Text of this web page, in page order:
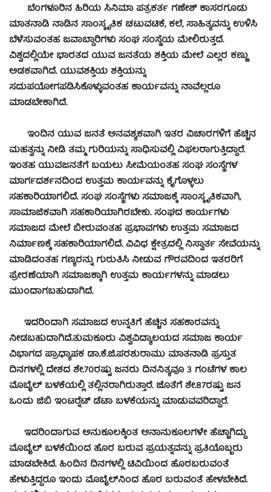
ಬೆಂಗಳೂರಿನ ಹಿರಿಯ ಸಿನಿಮಾ ಪತ್ರಕರ್ತ ಗಣೇಶ್ ಕಾಸರಗೂಡು
ಮಾತನಾಡಿ ನಾಡಿನ ಸಾಂಸ್ಕೃತಿಕ ಚಟುವಟಿಕೆ, ಕಲೆ, ಸಾಹಿತ್ಯವನ್ನು ಉಳಿಸಿ
ಬೆಳೆಸುವಂತಹ ಜವಾಬ್ದಾರಿಗಳು ಸಂಘ ಸಂಸ್ಥೆಯ ಮೇಲಿರುತ್ತದೆ.
ವಿಶ್ವದಲ್ಲಿಯೇ ಭಾರತದ ಯುವ ಜನತೆಯ ಶಕ್ತಿಯ ಮೇಲೆ ಎಲ್ಲರ ಕಣ್ಣು
ಅಡಕವಾಗಿದೆ. ಯುವಶಕ್ತಿಯ ಶಕ್ತಿಯನ್ನು
ಸದುಪಯೋಗಪಡಿಸಿಕೊಳ್ಳುವಂತಹ ಕಾರ್ಯವನ್ನು ನಾವೆಲ್ಲರೂ
ಮಾಡಬೇಕಾಗಿದೆ.
ಇಂದಿನ ಯುವ ಜನತೆ ಅನವಶ್ಯಕವಾಗಿ ಇತರ ವಿಚಾರಗಳಿಗೆ ಹೆಚ್ಚಿನ
ಮಹತ್ವನ್ನು ನೀಡಿ ತಮ್ಮ ಗುರಿಯನ್ನು ಸಾಧಿಸುವಲ್ಲಿ ವಿಫಲರಾಗುತ್ತಿದ್ದಾರೆ.
ಇಂತಹ ಯುವಜನತೆಗೆ ಬಯಲು ಸೀಮೆಯಂತಹ ಸಂಘ ಸಂಸ್ಥೆಗಳ
ಮಾರ್ಗದರ್ಶನದಿಂದ ಉತ್ತಮ ಕಾರ್ಯವನ್ನು ಕೈಗೊಳ್ಳಲು
ಸಹಕಾರಿಯಾಗಲಿದೆ. ಸಂಘ ಸಂಸ್ಥೆಗಳು ಸಮಾಜಕ್ಕೆ ಸಾಂಸ್ಕೃತಿಕವಾಗಿ,
ಸಾಮಾಜಿಕವಾಗಿ ಸಹಕಾರಿಯಾಗಿರಬೇಕು. ಸಂಘದ ಕಾರ್ಯಗಳು
ಸಮಾಜದ ಮೇಲೆ ಬೀರುವಂತಹ ಪ್ರಭಾವಗಳು ಉತ್ತಮ ಸಮಾಜದ
ನಿರ್ಮಾಣಕ್ಕೆ ಸಹಕಾರಿಯಾಗಲಿದೆ. ವಿವಿಧ ಕ್ಷೇತ್ರದಲ್ಲಿ ನಿಸ್ವಾರ್ತ ಸೇವೆಯನ್ನು
ಮಾಡಿದಂತಹ ಗಣ್ಯರನ್ನು ಗುರುತಿಸಿ ನೀಡುವ ಗೌರವದಿಂದ ಇತರರಿಗೆ
ಪ್ರೇರಣೆಯಾಗಿ ಸಮಾಜಕ್ಕಾಗಿ ಉತ್ತಮ ಕಾರ್ಯಗಳನ್ನು ಮಾಡಲು
ಮುಂದಾಗಬಹುದಾಗಿದೆ.
ಇದರಿಂದಾಗಿ ಸಮಾಜದ ಉನ್ನತಿಗೆ ಹೆಚ್ಚಿನ ಸಹಕಾರವನ್ನು
ನೀಡಬಹುದಾಗಿದೆ.ತುಮಕೂರು ವಿಶ್ವವಿದ್ಯಾಲಯದ ಸಮಾಜ ಕಾರ್ಯ
ವಿಭಾಗದ ಪ್ರಾಧ್ಯಾಪಕ ಡಾ.ಕೆ.ಜಿ.ಪರಶುರಾಮು ಮಾತನಾಡಿ ಪ್ರಸ್ತುತ
ದಿನಗಳಲ್ಲಿ ದೇಶದ ಶೇ.70ರಷ್ಟು ಜನರು ದಿನನಿತ್ಯವೂ 3 ಗಂಟೆಗಳ ಕಾಲ
ಮೊಬೈಲ್ ಬಳಕೆಯಲ್ಲಿ ತಲ್ಲಿನರಾಗಿರುತ್ತಾರೆ. ಜೊತೆಗೆ ಶೇ.87ರಷ್ಟು ಜನ
ಒಂದು ಜಿಬಿ ಇಂಟರ್‍ನೆಟ್ ಡೆಟಾ ಬಳಕೆಯನ್ನು ಮಾಡುವವರಿದ್ದಾರೆ.
ಇದರಿಂದಾಗುವ ಅನುಕೂಲಕ್ಕಿಂತ ಅನಾನುಕೂಲಗಳೇ ಹೆಚ್ಚಾಗಿದ್ದು
ಮೊಬೈಲ್ ಬಳಕೆಯಿಂದ ಹೊರ ಬರುವ ಪ್ರಯತ್ನವನ್ನು ಪ್ರತಿಯೊಬ್ಬರು
ಮಾಡಬೇಕಿದೆ. ಹಿಂದಿನ ದಿನಗಳಲ್ಲಿ ಟಿವಿಯಿಂದ ಹೊರಬರುವಂತೆ
ಹೇಳುತ್ತಿದ್ದರೂ ಇಂದು ಮೊಬೈಲ್‍ನಿಂದ ಹೊರ ಬರುವಂತೆ ಹೇಳಬೇಕಿದೆ.